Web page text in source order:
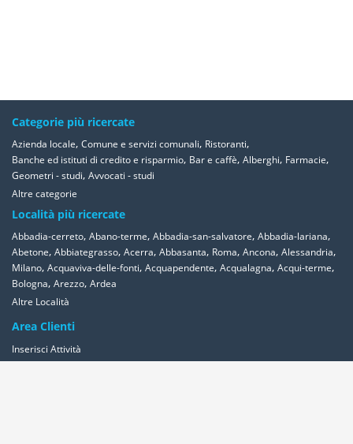
Categorie più ricercate
Azienda locale, Comune e servizi comunali, Ristoranti,
Banche ed istituti di credito e risparmio, Bar e caffè, Alberghi, Farmacie,
Geometri - studi, Avvocati - studi
Altre categorie
Località più ricercate
Abbadia-cerreto, Abano-terme, Abbadia-san-salvatore, Abbadia-lariana,
Abetone, Abbiategrasso, Acerra, Abbasanta, Roma, Ancona, Alessandria,
Milano, Acquaviva-delle-fonti, Acquapendente, Acqualagna, Acqui-terme,
Bologna, Arezzo, Ardea
Altre Località
Area Clienti
Inserisci Attività